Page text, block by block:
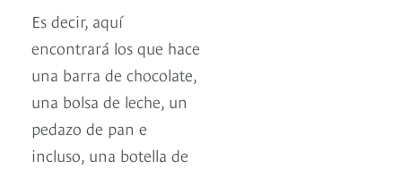
Es decir, aquí
encontrará los que hace
una barra de chocolate,
una bolsa de leche, un
pedazo de pan e
incluso, una botella de